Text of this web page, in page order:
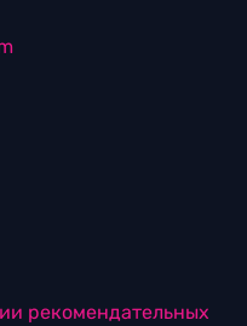
рекомендательных